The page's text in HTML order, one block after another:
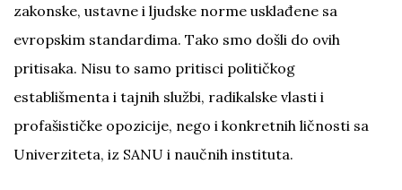
zakonske, ustavne i ljudske norme usklađene sa
evropskim standardima. Tako smo došli do ovih
pritisaka. Nisu to samo pritisci političkog
establišmenta i tajnih službi, radikalske vlasti i
profašističke opozicije, nego i konkretnih ličnosti sa
Univerziteta, iz SANU i naučnih instituta.